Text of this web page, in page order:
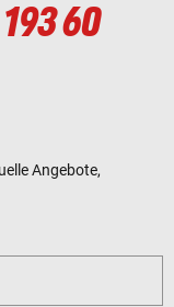
60
Angebote,